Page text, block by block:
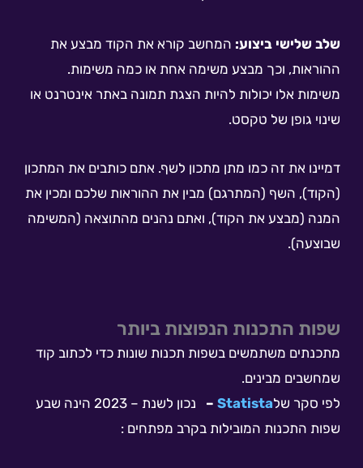
שלב שלישי ביצוע: המחשב קורא את הקוד מבצע את
ההוראות, וכך מבצע משימה אחת או כמה משימות.
משימות אלו יכולות להיות הצגת תמונה באתר אינטרנט או
שינוי גופן של טקסט.
דמיינו את זה כמו מתן מתכון לשף. אתם כותבים את המתכון
(הקוד), השף (המתרגם) מבין את ההוראות שלכם ומכין את
המנה (מבצע את הקוד), ואתם נהנים מהתוצאה (המשימה
שבוצעה).
שפות התכנות הנפוצות ביותר
מתכנתים משתמשים בשפות תכנות שונות כדי לכתוב קוד
שמחשבים מבינים.
לפי סקר שלStatista
–
נכון לשנת – 2023 הינה שבע
שפות התכנות המובילות בקרב מפתחים :